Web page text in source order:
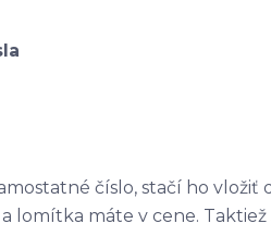
číslo, stačí ho vložiť
lomítka máte v cene.